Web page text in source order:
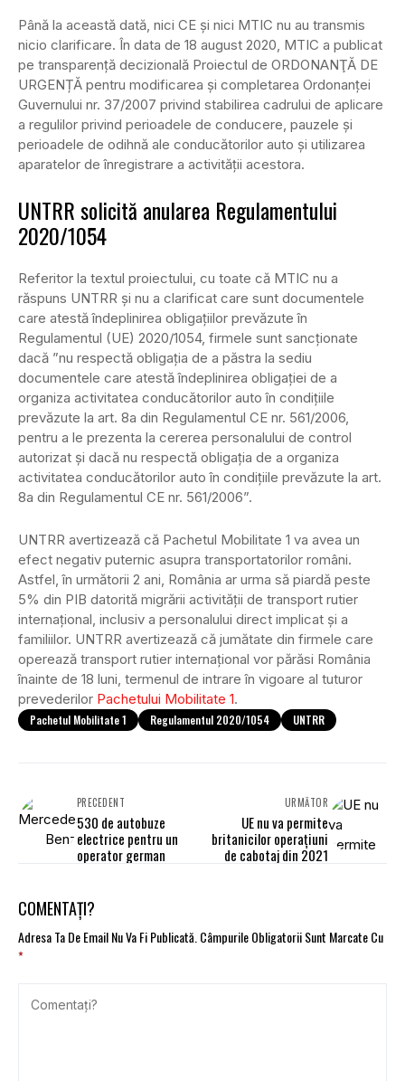
Până la această dată, nici CE și nici MTIC nu au transmis
nicio clarificare. În data de 18 august 2020, MTIC a publicat
pe transparență decizională Proiectul de ORDONANŢĂ DE
URGENȚĂ pentru modificarea și completarea Ordonanței
Guvernului nr. 37/2007 privind stabilirea cadrului de aplicare
a regulilor privind perioadele de conducere, pauzele și
perioadele de odihnă ale conducătorilor auto și utilizarea
aparatelor de înregistrare a activității acestora.
UNTRR solicită anularea Regulamentului
2020/1054
Referitor la textul proiectului, cu toate că MTIC nu a
răspuns UNTRR și nu a clarificat care sunt documentele
care atestă îndeplinirea obligațiilor prevăzute în
Regulamentul (UE) 2020/1054, firmele sunt sancționate
dacă ”nu respectă obligația de a păstra la sediu
documentele care atestă îndeplinirea obligației de a
organiza activitatea conducătorilor auto în condițiile
prevăzute la art. 8a din Regulamentul CE nr. 561/2006,
pentru a le prezenta la cererea personalului de control
autorizat și dacă nu respectă obligația de a organiza
activitatea conducătorilor auto în condițiile prevăzute la art.
8a din Regulamentul CE nr. 561/2006”.
UNTRR avertizează că Pachetul Mobilitate 1 va avea un
efect negativ puternic asupra transportatorilor români.
Astfel, în următorii 2 ani, România ar urma să piardă peste
5% din PIB datorită migrării activității de transport rutier
internațional, inclusiv a personalului direct implicat și a
familiilor. UNTRR avertizează că jumătate din firmele care
operează transport rutier internațional vor părăsi România
înainte de 18 luni, termenul de intrare în vigoare al tuturor
prevederilor Pachetului Mobilitate 1.
Pachetul Mobilitate 1 Regulamentul 2020/1054 UNTRR
PRECEDENT
530 de autobuze
electrice pentru un
operator german
URMĂTOR
UE nu va permite
britanicilor operațiuni
de cabotaj din 2021
COMENTAȚI?
Adresa Ta De Email Nu Va Fi Publicată. Câmpurile Obligatorii Sunt Marcate Cu
*